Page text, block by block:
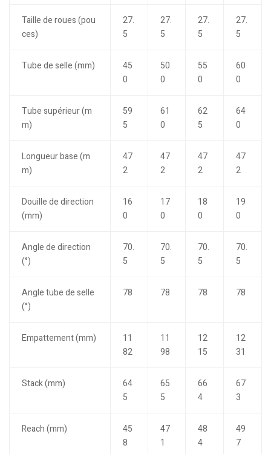
Taille de roues (pou
ces)
27.
5
27.
5
27.
5
27.
5
Tube de selle (mm)
45
0
50
0
55
0
60
0
Tube supérieur (m
m)
59
5
61
0
62
5
64
0
Longueur base (m
m)
47
2
47
2
47
2
47
2
Douille de direction
(mm)
16
0
17
0
18
0
19
0
Angle de direction
(°)
70.
5
70.
5
70.
5
70.
5
Angle tube de selle
(°)
78 78 78 78
Empattement (mm)
11
82
11
98
12
15
12
31
Stack (mm)
64
5
65
5
66
4
67
3
Reach (mm)
45
8
47
1
48
4
49
7